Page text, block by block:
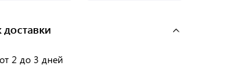
от 2 до 3 дней